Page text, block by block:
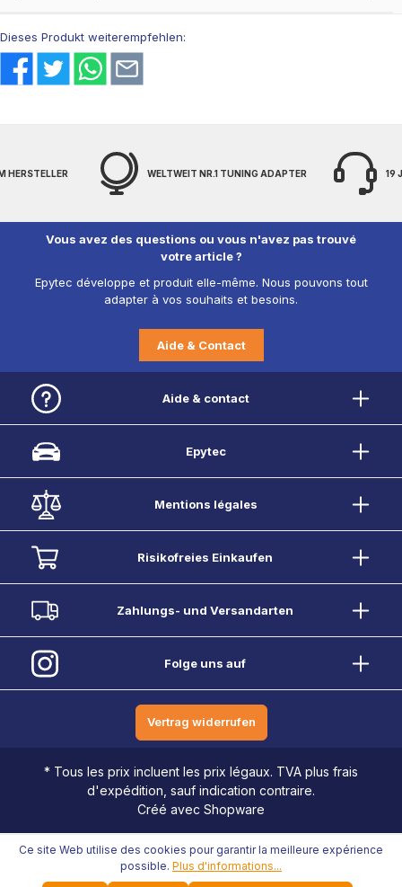
Dieses Produkt weiterempfehlen:
HERSTELLER WELTWEIT NR.1 TUNING ADAPTER 19
Vous avez des questions ou vous n'avez pas trouvé
votre article ?
Epytec développe et produit elle-même. Nous pouvons tout
adapter à vos souhaits et besoins.
Aide & Contact
Aide & contact
Epytec
Mentions légales
Risikofreies Einkaufen
Zahlungs- und Versandarten
Folge uns auf
Vertrag widerrufen
* Tous les prix incluent les prix légaux. TVA plus frais
d'expédition, sauf indication contraire.
Créé avec Shopware
Ce site Web utilise des cookies pour garantir la meilleure expérience
possible. Plus d'informations...